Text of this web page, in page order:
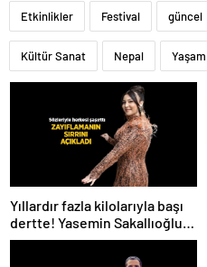
Etkinlikler Festival güncel
Kültür Sanat Nepal Yaşam
Yıllardır fazla kilolarıyla başı
dertte! Yasemin Sakallıoğlu
zayıflamasının sırrını açıkladı